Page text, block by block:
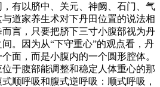
有以脐中、关元、神阙、石门、气
道家养生术对下丹田位置的说法相
言，只要把脐下三寸小腹部视为丹
。因为从“下守重心”的观点看，丹
面，而是小腹内的一个圆形腔体。
于腹部能调整和稳定人体重心的那
顺呼吸和腹式逆呼吸：顺式呼吸，